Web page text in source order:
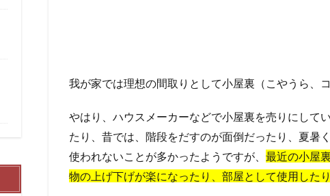
我が家では理想の間取りとして小屋裏（こやうら、
やはり、ハウスメーカーなどで小屋裏を売りにして
たり、昔では、階段をだすのが面倒だったり、夏暑
使われないことが多かったようですが、 最近の小屋
物の上げ下げが楽になったり、部屋として使用した